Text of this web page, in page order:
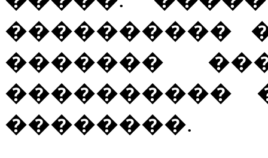
����������
�������
����������
��������.